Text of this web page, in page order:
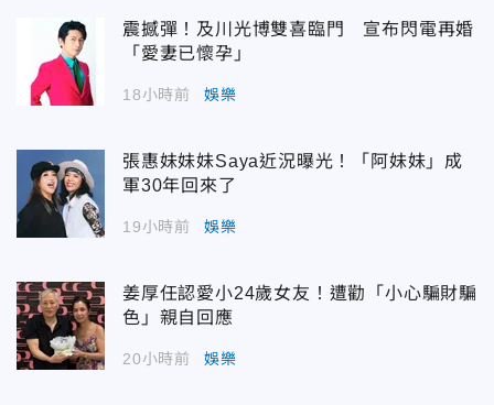
震撼彈！及川光博雙喜臨門 宣布閃電再婚
「愛妻已懷孕」
18小時前 娛樂
張惠妹妹妹Saya近況曝光！「阿妹妹」成
軍30年回來了
19小時前 娛樂
姜厚任認愛小24歲女友！遭勸「小心騙財騙
色」親自回應
20小時前 娛樂